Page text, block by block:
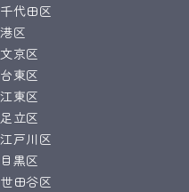
千代田区
港区
文京区
台東区
江東区
足立区
江戸川区
目黒区
世田谷区